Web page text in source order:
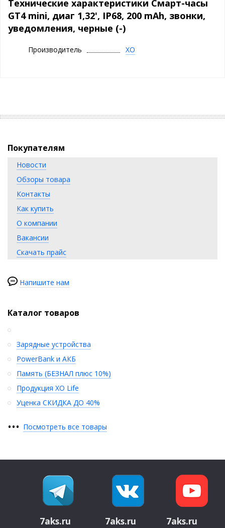
Технические характеристики Смарт-часы
GT4 mini, диаг 1,32', IP68, 200 mAh, звонки,
уведомления, черные (-)
Производитель XO
Покупателям
Новости
Обзоры товара
Контакты
Как купить
О компании
Вакансии
Скачать прайс
Напишите нам
Каталог товаров
Зарядные устройства
PowerBank и АКБ
Память (БЕЗНАЛ плюс 10%)
Продукция XO Life
Уценка СКИДКА ДО 40%
••• Посмотреть все товары
7aks.ru 7aks.ru 7aks.ru